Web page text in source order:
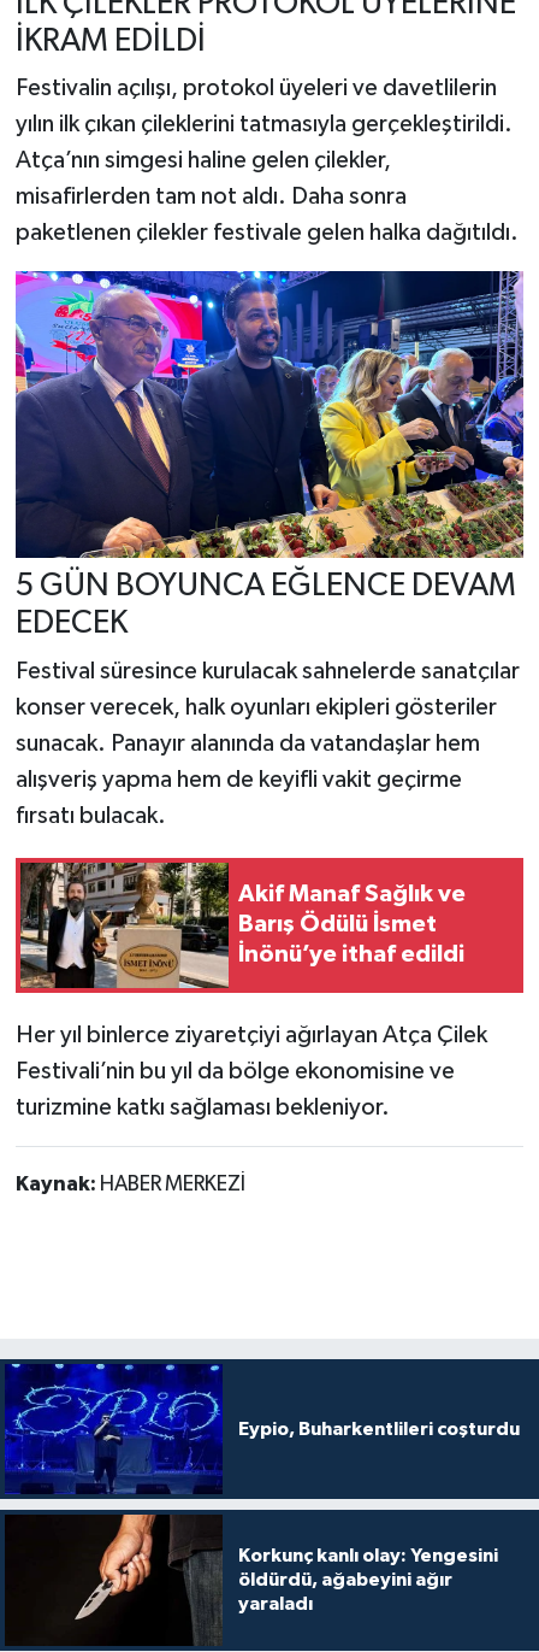
İKRAM EDİLDİ
Festivalin açılışı, protokol üyeleri ve davetlilerin
yılın ilk çıkan çileklerini tatmasıyla gerçekleştirildi.
Atça’nın simgesi haline gelen çilekler,
misafirlerden tam not aldı. Daha sonra
paketlenen çilekler festivale gelen halka dağıtıldı.
5 GÜN BOYUNCA EĞLENCE DEVAM
EDECEK
Festival süresince kurulacak sahnelerde sanatçılar
konser verecek, halk oyunları ekipleri gösteriler
sunacak. Panayır alanında da vatandaşlar hem
alışveriş yapma hem de keyifli vakit geçirme
fırsatı bulacak.
Akif Manaf Sağlık ve
Barış Ödülü İsmet
İnönü’ye ithaf edildi
Her yıl binlerce ziyaretçiyi ağırlayan Atça Çilek
Festivali’nin bu yıl da bölge ekonomisine ve
turizmine katkı sağlaması bekleniyor.
Kaynak: HABER MERKEZİ
Eypio, Buharkentlileri coşturdu
Korkunç kanlı olay: Yengesini
öldürdü, ağabeyini ağır
yaraladı